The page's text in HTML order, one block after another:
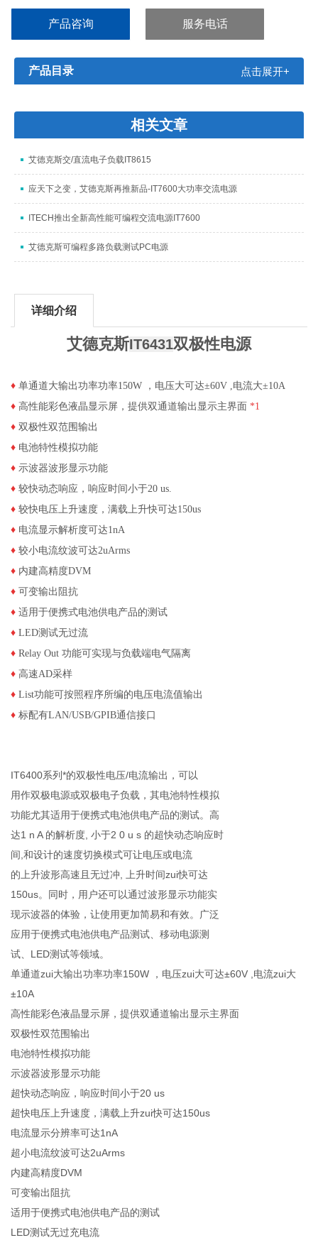
精度：≤0.02%+3mV/ ≤0.05%+5uA
产品咨询 服务电话
产品目录 点击展开+
相关文章
艾德克斯交/直流电子负载IT8615
应天下之变，艾德克斯再推新品-IT7600大功率交流电源
ITECH推出全新高性能可编程交流电源IT7600
艾德克斯可编程多路负载测试PC电源
详细介绍
艾德克斯IT6431双极性电源
♦ 单通道大输出功率功率150W ，电压大可达±60V ,电流大±10A
♦ 高性能彩色液晶显示屏，提供双通道输出显示主界面*1
♦ 双极性双范围输出
♦ 电池特性模拟功能
♦ 示波器波形显示功能
♦ 较快动态响应，响应时间小于20 us.
♦ 较快电压上升速度，满载上升快可达150us
♦ 电流显示解析度可达1nA
♦ 较小电流纹波可达2uArms
♦ 内建高精度DVM
♦ 可变输出阻抗
♦ 适用于便携式电池供电产品的测试
♦ LED测试无过流
♦ Relay Out 功能可实现与负载端电气隔离
♦ 高速AD采样
♦ List功能可按照程序所编的电压电流值输出
♦ 标配有LAN/USB/GPIB通信接口
IT6400系列*的双极性电压/电流输出，可以
用作双极电源或双极电子负载，其电池特性模拟
功能尤其适用于便携式电池供电产品的测试。高
达1 n A 的解析度, 小于2 0 u s 的超快动态响应时
间,和设计的速度切换模式可让电压或电流
的上升波形高速且无过冲, 上升时间zui快可达
150us。同时，用户还可以通过波形显示功能实
现示波器的体验，让使用更加简易和有效。广泛
应用于便携式电池供电产品测试、移动电源测
试、LED测试等领域。
单通道zui大输出功率功率150W ，电压zui大可达±60V ,电流zui大
±10A
高性能彩色液晶显示屏，提供双通道输出显示主界面
双极性双范围输出
电池特性模拟功能
示波器波形显示功能
超快动态响应，响应时间小于20 us
超快电压上升速度，满载上升zui快可达150us
电流显示分辨率可达1nA
超小电流纹波可达2uArms
内建高精度DVM
可变输出阻抗
适用于便携式电池供电产品的测试
LED测试无过充电流